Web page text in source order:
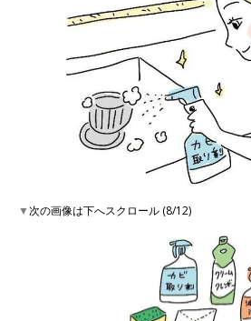
▼次の画像は下へスクロール (8/12)